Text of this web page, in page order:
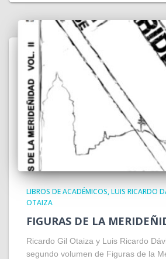
LIBROS DE ACADÉMICOS LUIS RICARDO
OTAIZA
FIGURAS DE LA
Ricardo Gil Otaiza y Luis Ricardo
segundo volumen de Figuras de la